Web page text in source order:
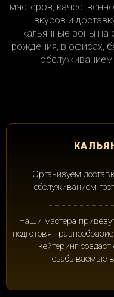
мастеров,
вкусов и
кальянные зоны на
рождения, в офисах,
обслуживанием
Организуем
обслуживанием
Наши мастера
подготовят
кейтеринг
незабываемые